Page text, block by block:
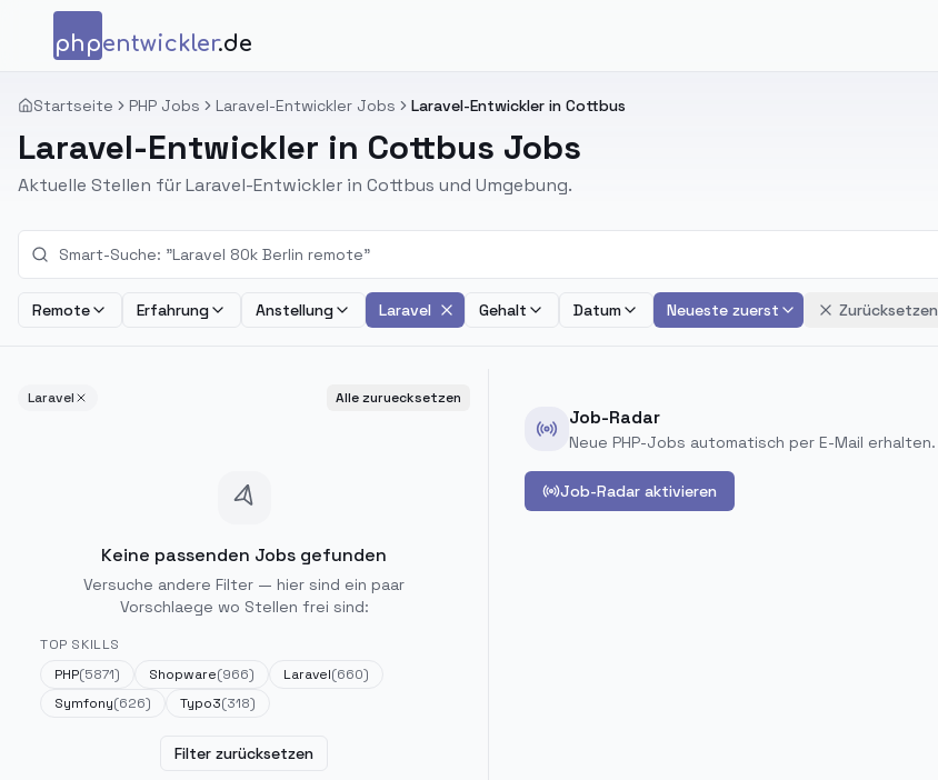
Zum Inhalt springen
phpentwickler.de
Startseite PHP Jobs Laravel-Entwickler Jobs Laravel-Entwickler in Cottbus
Laravel-Entwickler in Cottbus Jobs
Aktuelle Stellen für Laravel-Entwickler in Cottbus und Umgebung.
Remote Erfahrung Anstellung Laravel Gehalt Datum Neueste zuerst Zurücksetzen
Laravel Alle zuruecksetzen
Keine passenden Jobs gefunden
Versuche andere Filter — hier sind ein paar
Vorschlaege wo Stellen frei sind:
TOP SKILLS
PHP(5871) Shopware(966) Laravel(660)
Symfony(626) Typo3(318)
Filter zurücksetzen
Job-Radar
Neue PHP-Jobs automatisch per E-Mail erhalten.
Job-Radar aktivieren